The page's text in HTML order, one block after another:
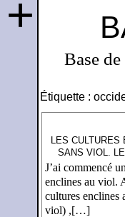
Base
+
Étiquette :
LES CULTURES
SANS VIOL.
J’ai commencé
enclines au viol.
cultures enclines
viol) ,[…]